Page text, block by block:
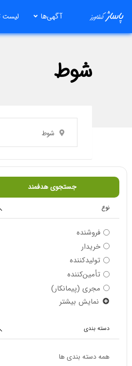
محتوا
آگهی‌ها لیست
شوط
شوط
جستجوی هدفمند
نوع
فروشنده
خریدار
تولیدکننده
تأمین‌کننده
مجری (پیمانکار)
نمایش بیشتر
دسته بندی
همه دسته بندی ها